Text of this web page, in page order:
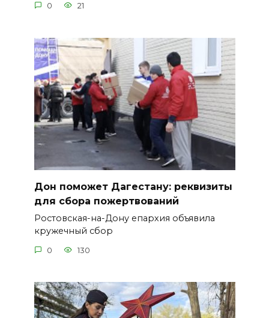
0 21
Дон поможет Дагестану: реквизиты
для сбора пожертвований
Ростовская-на-Дону епархия объявила
кружечный сбор
0 130